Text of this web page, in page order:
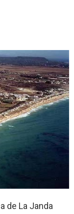
de La Janda